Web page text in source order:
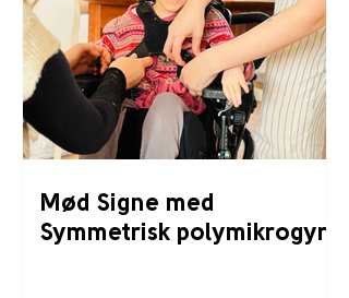
Mød Signe med
Symmetrisk polymikrogyri